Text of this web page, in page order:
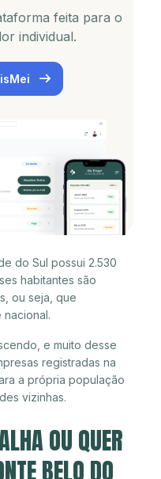
feita para o
individual.
do Sul possui 2.530
habitantes são
ou seja, que
nacional.
e muito desse
registradas na
a própria população
vizinhas.
OU QUER
BELO DO